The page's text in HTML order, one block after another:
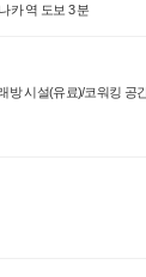
카 역 도보 3 분
방 시설(유료)/코워킹 공